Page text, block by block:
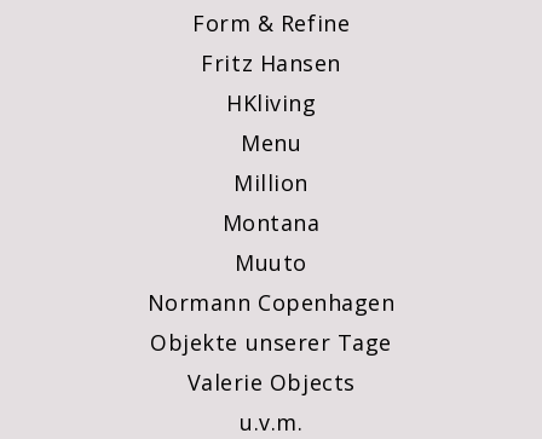
Form & Refine
Fritz Hansen
HKliving
Menu
Million
Montana
Muuto
Normann Copenhagen
Objekte unserer Tage
Valerie Objects
u.v.m.